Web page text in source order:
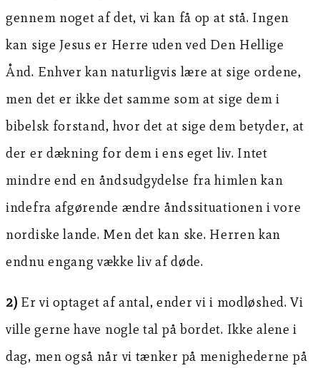
gennem noget af det, vi kan få op at stå. Ingen
kan sige Jesus er Herre uden ved Den Hellige
Ånd. Enhver kan naturligvis lære at sige ordene,
men det er ikke det samme som at sige dem i
bibelsk forstand, hvor det at sige dem betyder, at
der er dækning for dem i ens eget liv. Intet
mindre end en åndsudgydelse fra himlen kan
indefra afgørende ændre åndssituationen i vore
nordiske lande. Men det kan ske. Herren kan
endnu engang vække liv af døde.
2) Er vi optaget af antal, ender vi i modløshed. Vi
ville gerne have nogle tal på bordet. Ikke alene i
dag, men også når vi tænker på menighederne på